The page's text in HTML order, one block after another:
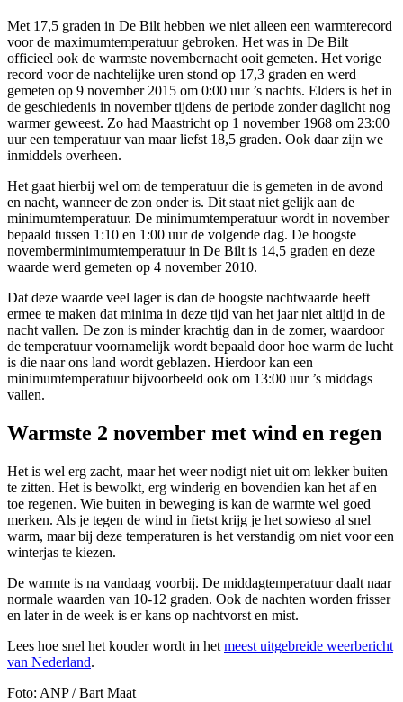
Met 17,5 graden in De Bilt hebben we niet alleen een warmterecord
voor de maximumtemperatuur gebroken. Het was in De Bilt
officieel ook de warmste novembernacht ooit gemeten. Het vorige
record voor de nachtelijke uren stond op 17,3 graden en werd
gemeten op 9 november 2015 om 0:00 uur ’s nachts. Elders is het in
de geschiedenis in november tijdens de periode zonder daglicht nog
warmer geweest. Zo had Maastricht op 1 november 1968 om 23:00
uur een temperatuur van maar liefst 18,5 graden. Ook daar zijn we
inmiddels overheen.
Het gaat hierbij wel om de temperatuur die is gemeten in de avond
en nacht, wanneer de zon onder is. Dit staat niet gelijk aan de
minimumtemperatuur. De minimumtemperatuur wordt in november
bepaald tussen 1:10 en 1:00 uur de volgende dag. De hoogste
novemberminimumtemperatuur in De Bilt is 14,5 graden en deze
waarde werd gemeten op 4 november 2010.
Dat deze waarde veel lager is dan de hoogste nachtwaarde heeft
ermee te maken dat minima in deze tijd van het jaar niet altijd in de
nacht vallen. De zon is minder krachtig dan in de zomer, waardoor
de temperatuur voornamelijk wordt bepaald door hoe warm de lucht
is die naar ons land wordt geblazen. Hierdoor kan een
minimumtemperatuur bijvoorbeeld ook om 13:00 uur ’s middags
vallen.
Warmste 2 november met wind en regen
Het is wel erg zacht, maar het weer nodigt niet uit om lekker buiten
te zitten. Het is bewolkt, erg winderig en bovendien kan het af en
toe regenen. Wie buiten in beweging is kan de warmte wel goed
merken. Als je tegen de wind in fietst krijg je het sowieso al snel
warm, maar bij deze temperaturen is het verstandig om niet voor een
winterjas te kiezen.
De warmte is na vandaag voorbij. De middagtemperatuur daalt naar
normale waarden van 10-12 graden. Ook de nachten worden frisser
en later in de week is er kans op nachtvorst en mist.
Lees hoe snel het kouder wordt in het meest uitgebreide weerbericht
van Nederland.
Foto: ANP / Bart Maat